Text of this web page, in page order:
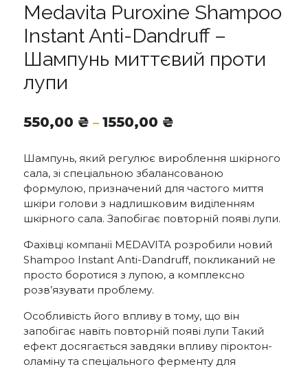
Medavita Puroxine Shampoo
Instant Anti-Dandruff –
Шампунь миттєвий проти
лупи
550,00 ₴ – 1550,00 ₴
від
550,00 ₴
до
1550,00 ₴
Шампунь, який регулює вироблення шкірного
сала, зі спеціальною збалансованою
формулою, призначений для частого миття
шкіри голови з надлишковим виділенням
шкірного сала. Запобігає повторній появі лупи.
Фахівці компанії MEDAVITA розробили новий
Shampoo Instant Anti-Dandruff, покликаний не
просто боротися з лупою, а комплексно
розв’язувати проблему.
Особливість його впливу в тому, що він
запобігає навіть повторній появі лупи Такий
ефект досягається завдяки впливу піроктон-
оламіну та спеціального ферменту для